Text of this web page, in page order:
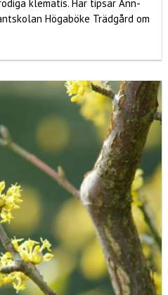
klematis. Här tipsar Ann-
Högaböke Trädgård om